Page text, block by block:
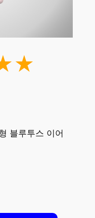
블루투스 이어